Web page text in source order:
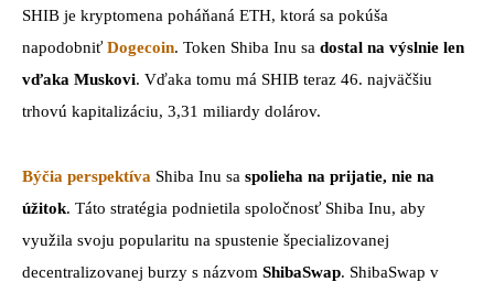
SHIB je kryptomena poháňaná ETH, ktorá sa pokúša
napodobniť Dogecoin. Token Shiba Inu sa dostal na výslnie len
vďaka Muskovi. Vďaka tomu má SHIB teraz 46. najväčšiu
trhovú kapitalizáciu, 3,31 miliardy dolárov.
Býčia perspektíva Shiba Inu sa spolieha na prijatie, nie na
úžitok. Táto stratégia podnietila spoločnosť Shiba Inu, aby
využila svoju popularitu na spustenie špecializovanej
decentralizovanej burzy s názvom ShibaSwap. ShibaSwap v